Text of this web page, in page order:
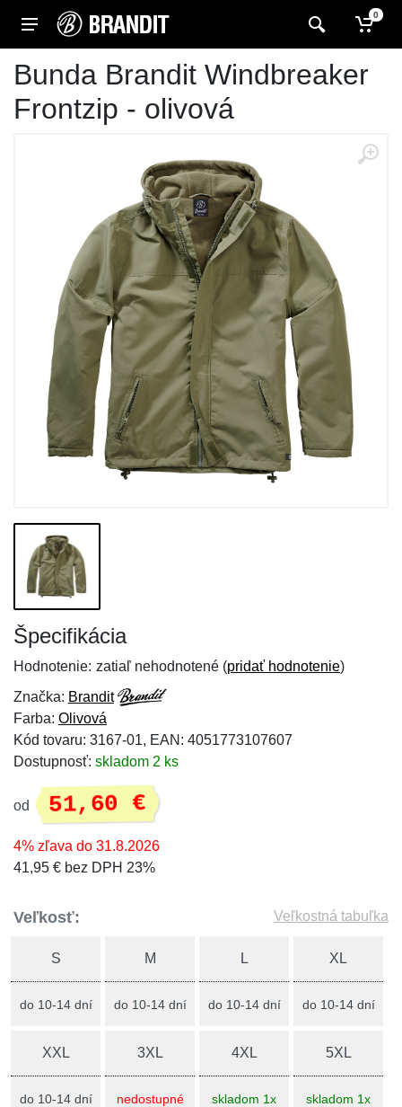
0
Bunda Brandit Windbreaker
Frontzip - olivová
Špecifikácia
Hodnotenie: zatiaľ nehodnotené (pridať hodnotenie)
Značka: Brandit
Farba: Olivová
Kód tovaru: 3167-01, EAN: 4051773107607
Dostupnosť: skladom 2 ks
od 51,60 €
4% zľava do 31.8.2026
41,95 € bez DPH 23%
Veľkosť: Veľkostná tabuľka
S
do 10-14 dní
M
do 10-14 dní
L
do 10-14 dní
XL
do 10-14 dní
XXL
do 10-14 dní
3XL
nedostupné
4XL
skladom 1x
5XL
skladom 1x